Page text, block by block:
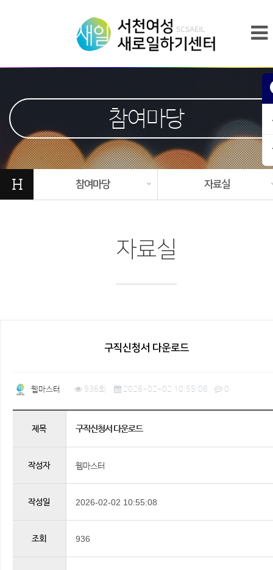
참여마당
H 참여마당 자료실
자료실
구직신청서 다운로드
웹마스터 936회 2026-02-02 10:55:08 0
제목 구직신청서 다운로드
작성자 웹마스터
작성일 2026-02-02 10:55:08
조회 936